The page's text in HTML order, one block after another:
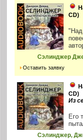
CD)
"Над
Сэлинджер
Оставить заявку
CD)
Из
Его
Сэлинджер,